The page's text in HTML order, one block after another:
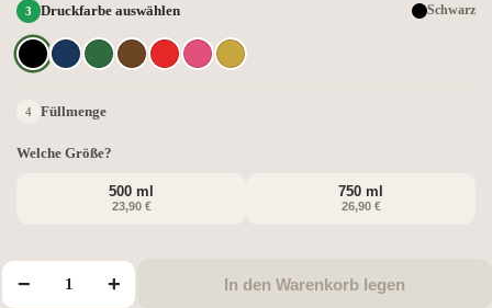
Druckfarbe auswählen Schwarz
Füllmenge
Welche Größe?
500 ml
23,90 €
750 ml
26,90 €
− + In den Warenkorb legen